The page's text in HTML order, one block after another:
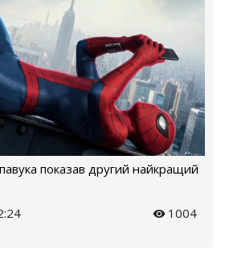
показав другий найкращий
1004